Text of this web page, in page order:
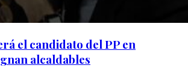
el candidato del PP en
alcaldables